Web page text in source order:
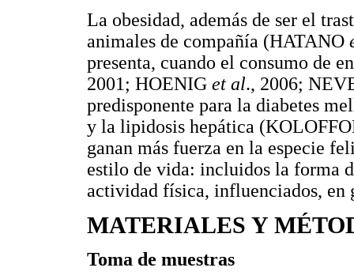
La obesidad, además de ser el
animales de compañía (HATANO
presenta, cuando el consumo de
2001; HOENIG et al., 2006;
predisponente para la diabetes
y la lipidosis hepática
ganan más fuerza en la especie
estilo de vida: incluidos la forma
actividad física, influenciados, en
MATERIALES Y
Toma de muestras